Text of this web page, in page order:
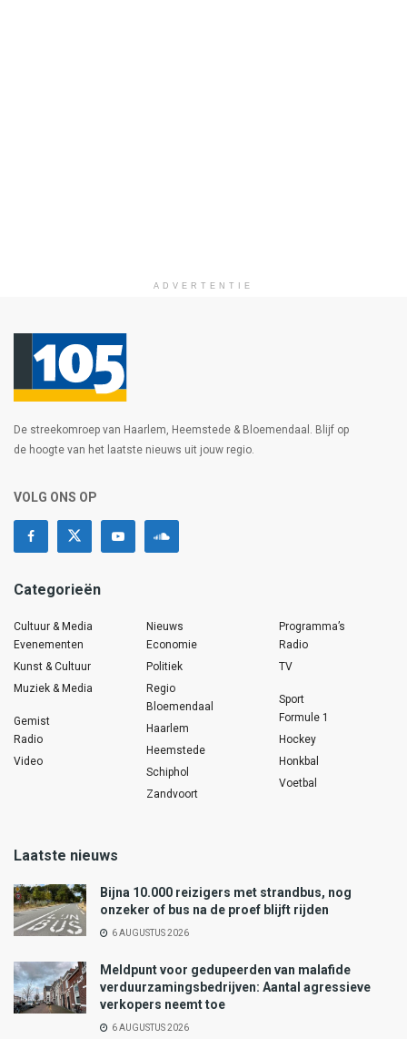
ADVERTENTIE
De streekomroep van Haarlem, Heemstede & Bloemendaal. Blijf op
de hoogte van het laatste nieuws uit jouw regio.
VOLG ONS OP
Categorieën
Cultuur & Media
Evenementen
Kunst & Cultuur
Muziek & Media
Gemist
Radio
Video
Nieuws
Economie
Politiek
Regio
Bloemendaal
Haarlem
Heemstede
Schiphol
Zandvoort
Programma’s
Radio
TV
Sport
Formule 1
Hockey
Honkbal
Voetbal
Laatste nieuws
Bijna 10.000 reizigers met strandbus, nog
onzeker of bus na de proef blijft rijden
6 AUGUSTUS 2026
Meldpunt voor gedupeerden van malafide
verduurzamingsbedrijven: Aantal agressieve
verkopers neemt toe
6 AUGUSTUS 2026